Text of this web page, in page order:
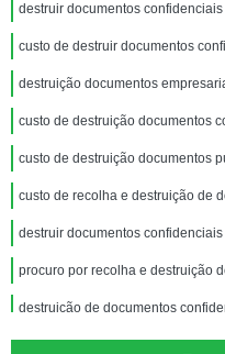
destruir documentos confidenciais
custo de destruir documentos
destruição documentos
custo de destruição documentos
custo de destruição documentos
custo de recolha e destruição de
destruir documentos
procuro por recolha e destruição
destruição de documentos